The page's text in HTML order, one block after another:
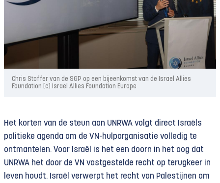
Chris Stoffer van de SGP op een bijeenkomst van de Israel Allies
Foundation [c] Israel Allies Foundation Europe
Het korten van de steun aan UNRWA volgt direct Israëls
politieke agenda om de VN-hulporganisatie volledig te
ontmantelen. Voor Israël is het een doorn in het oog dat
UNRWA het door de VN vastgestelde recht op terugkeer in
leven houdt. Israël verwerpt het recht van Palestijnen om